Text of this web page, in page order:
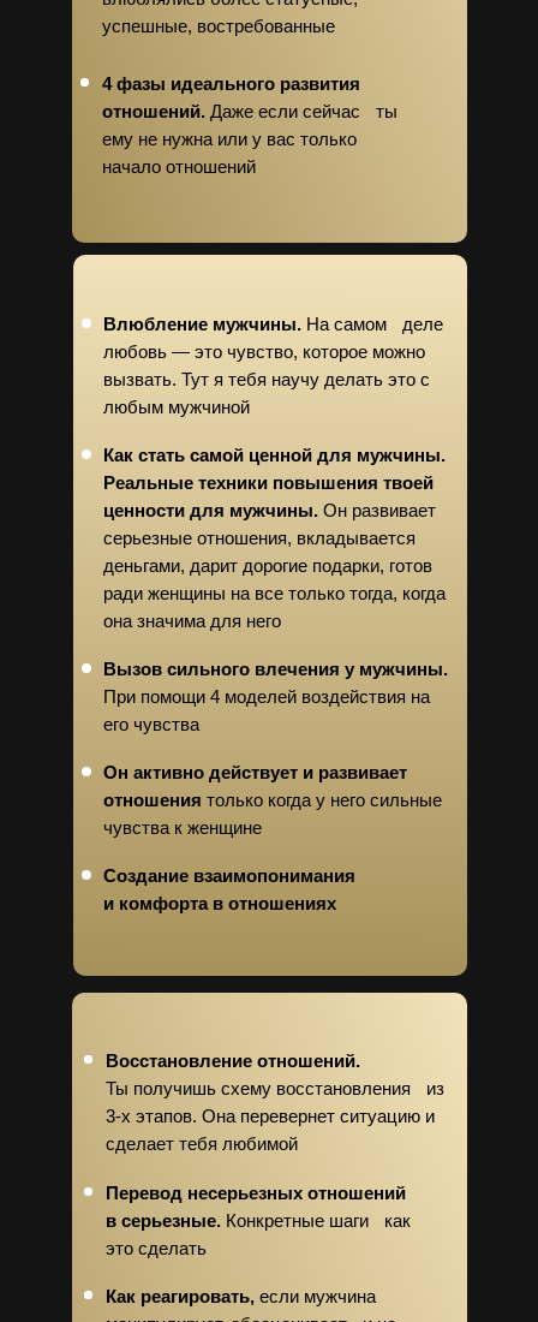
успешные, востребованные
4 фазы идеального развития
отношений. Даже если сейчас ты
ему не нужна или у вас только
начало отношений
Влюбление мужчины. На самом деле
любовь — это чувство, которое можно
вызвать. Тут я тебя научу делать это с
любым мужчиной
Как стать самой ценной для мужчины.
Реальные техники повышения твоей
ценности для мужчины. Он развивает
серьезные отношения, вкладывается
деньгами, дарит дорогие подарки, готов
ради женщины на все только тогда, когда
она значима для него
Вызов сильного влечения у мужчины.
При помощи 4 моделей воздействия на
его чувства
Он активно действует и развивает
отношения только когда у него сильные
чувства к женщине
Создание взаимопонимания
и комфорта в отношениях
Восстановление отношений.
Ты получишь схему восстановления из
3-х этапов. Она перевернет ситуацию и
сделает тебя любимой
Перевод несерьезных отношений
в серьезные. Конкретные шаги как
это сделать
Как реагировать, если мужчина